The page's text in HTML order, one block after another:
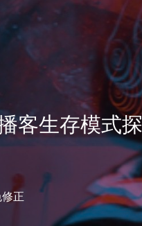
客生存模式
正